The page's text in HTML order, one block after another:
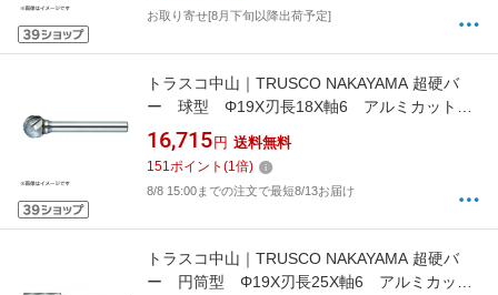
お取り寄せ[8月下旬以降出荷予定]
トラスコ中山｜TRUSCO NAKAYAMA 超硬バ
ー 球型 Φ19X刃長18X軸6 アルミカット
TA8C190
16,715 円 送料無料
151ポイント (1倍)
8/8 15:00までの注文で最短8/13お届け
トラスコ中山｜TRUSCO NAKAYAMA 超硬バ
ー 円筒型 Φ19X刃長25X軸6 アルミカッ